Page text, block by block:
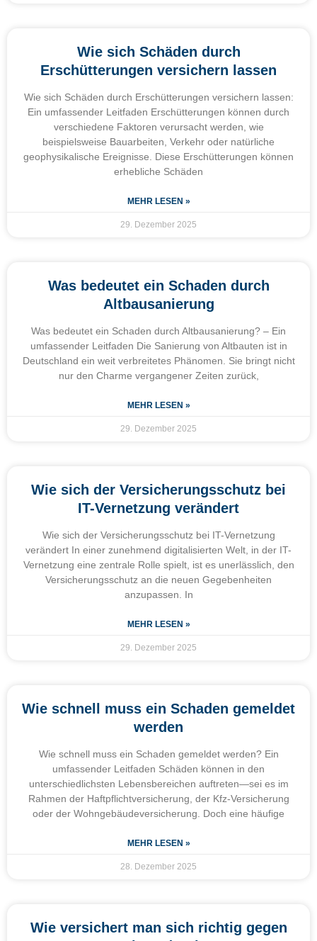
Wie sich Schäden durch
Erschütterungen versichern lassen
Wie sich Schäden durch Erschütterungen versichern lassen:
Ein umfassender Leitfaden Erschütterungen können durch
verschiedene Faktoren verursacht werden, wie
beispielsweise Bauarbeiten, Verkehr oder natürliche
geophysikalische Ereignisse. Diese Erschütterungen können
erhebliche Schäden
MEHR LESEN »
29. Dezember 2025
Was bedeutet ein Schaden durch
Altbausanierung
Was bedeutet ein Schaden durch Altbausanierung? – Ein
umfassender Leitfaden Die Sanierung von Altbauten ist in
Deutschland ein weit verbreitetes Phänomen. Sie bringt nicht
nur den Charme vergangener Zeiten zurück,
MEHR LESEN »
29. Dezember 2025
Wie sich der Versicherungsschutz bei
IT-Vernetzung verändert
Wie sich der Versicherungsschutz bei IT-Vernetzung
verändert In einer zunehmend digitalisierten Welt, in der IT-
Vernetzung eine zentrale Rolle spielt, ist es unerlässlich, den
Versicherungsschutz an die neuen Gegebenheiten
anzupassen. In
MEHR LESEN »
29. Dezember 2025
Wie schnell muss ein Schaden gemeldet
werden
Wie schnell muss ein Schaden gemeldet werden? Ein
umfassender Leitfaden Schäden können in den
unterschiedlichsten Lebensbereichen auftreten—sei es im
Rahmen der Haftpflichtversicherung, der Kfz-Versicherung
oder der Wohngebäudeversicherung. Doch eine häufige
MEHR LESEN »
28. Dezember 2025
Wie versichert man sich richtig gegen